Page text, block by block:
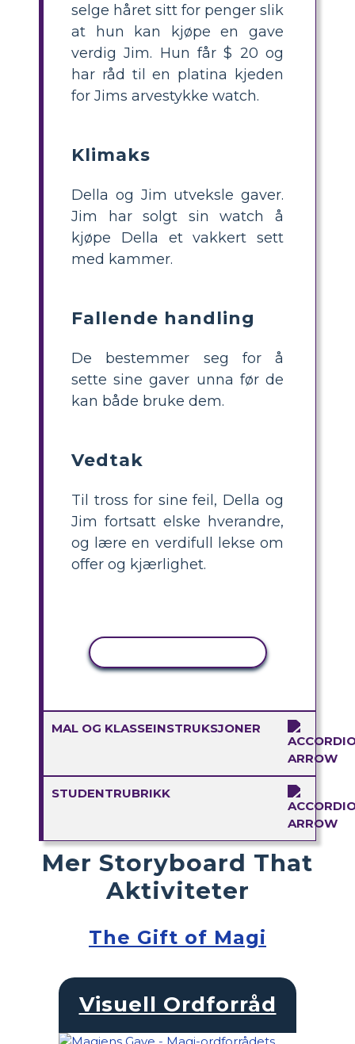
selge håret sitt for penger slik
at hun kan kjøpe en gave
verdig Jim. Hun får $ 20 og
har råd til en platina kjeden
for Jims arvestykke watch.
Klimaks
Della og Jim utveksle gaver.
Jim har solgt sin watch å
kjøpe Della et vakkert sett
med kammer.
Fallende handling
De bestemmer seg for å
sette sine gaver unna før de
kan både bruke dem.
Vedtak
Til tross for sine feil, Della og
Jim fortsatt elske hverandre,
og lære en verdifull lekse om
offer og kjærlighet.
MAL OG KLASSEINSTRUKSJONER
STUDENTRUBRIKK
Mer Storyboard That
Aktiviteter
The Gift of Magi
Visuell Ordforråd